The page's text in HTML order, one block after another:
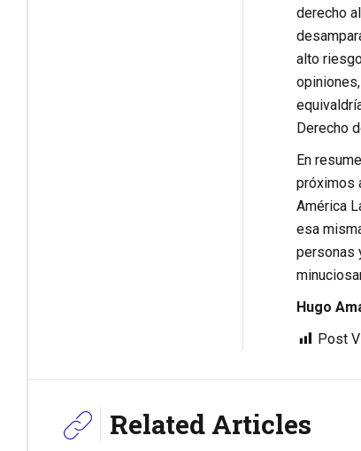
derecho
alto
Derecho
En
próximos
América
esa
personas
Hugo
Post
Related Articles